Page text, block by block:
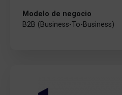
Modelo de negocio
B2B (Business-To-Business)